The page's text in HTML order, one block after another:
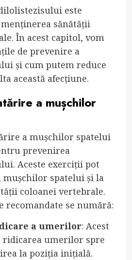
este
sănătății
În acest capitol, vom
de prevenire a
și cum putem reduce
această afecțiune.
a mușchilor
a mușchilor spatelui
prevenirea
Aceste exerciții pot
spatelui și la
coloanei vertebrale.
se numără:
a umerilor: Acest
umerilor spre
la poziția inițială.